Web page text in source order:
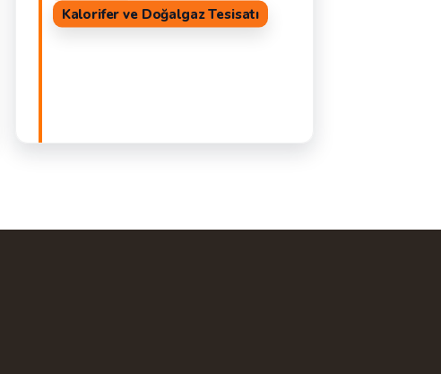
Kalorifer ve Doğalgaz Tesisatı
K